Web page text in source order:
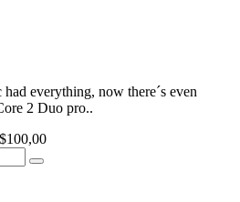
everything, now there´s even
2 Duo pro..